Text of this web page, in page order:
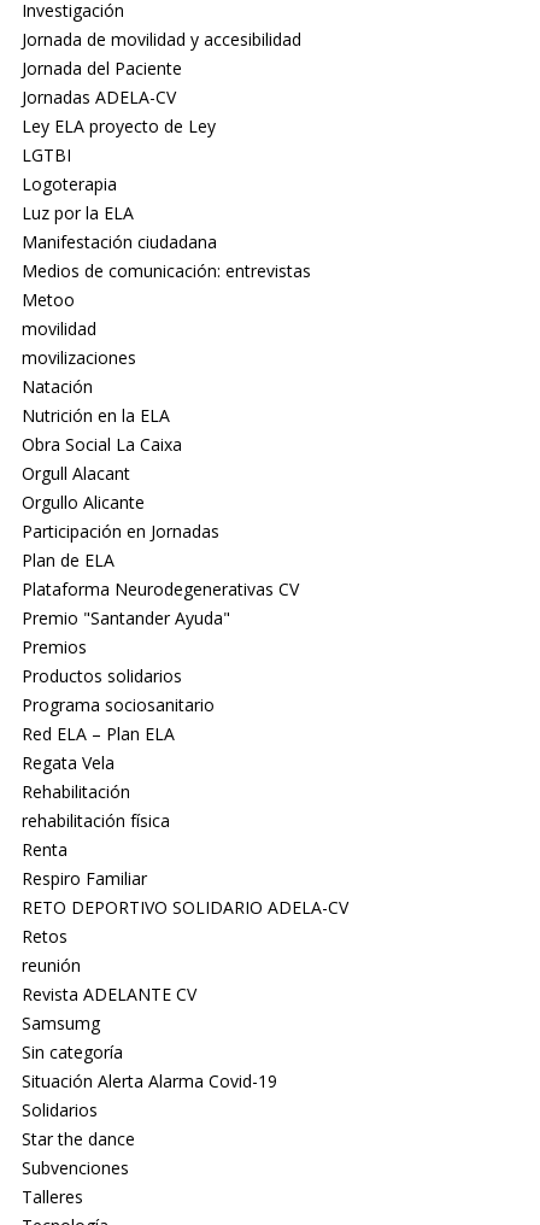
Investigación
Jornada de movilidad y accesibilidad
Jornada del Paciente
Jornadas ADELA-CV
Ley ELA proyecto de Ley
LGTBI
Logoterapia
Luz por la ELA
Manifestación ciudadana
Medios de comunicación: entrevistas
Metoo
movilidad
movilizaciones
Natación
Nutrición en la ELA
Obra Social La Caixa
Orgull Alacant
Orgullo Alicante
Participación en Jornadas
Plan de ELA
Plataforma Neurodegenerativas CV
Premio "Santander Ayuda"
Premios
Productos solidarios
Programa sociosanitario
Red ELA – Plan ELA
Regata Vela
Rehabilitación
rehabilitación física
Renta
Respiro Familiar
RETO DEPORTIVO SOLIDARIO ADELA-CV
Retos
reunión
Revista ADELANTE CV
Samsumg
Sin categoría
Situación Alerta Alarma Covid-19
Solidarios
Star the dance
Subvenciones
Talleres